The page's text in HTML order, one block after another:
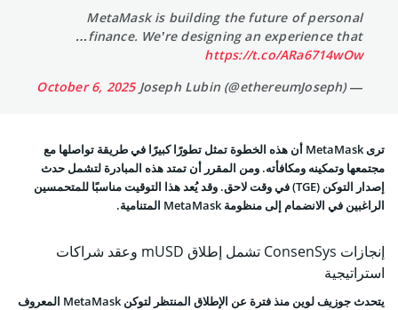
MetaMask is building the future of personal
finance. We’re designing an experience that…
https://t.co/ARa6714wOw
— Joseph Lubin (@ethereumJoseph)
October 6, 2025
ترى MetaMask أن هذه الخطوة تمثل تطورًا كبيرًا في طريقة تواصلها مع
مجتمعها وتمكينه ومكافأته. ومن المقرر أن تمتد هذه المبادرة لتشمل حدث
إصدار التوكن (TGE) في وقت لاحق. وقد يُعد هذا التوقيت مناسبًا للمتحمسين
الراغبين في الانضمام إلى منظومة MetaMask المتنامية.
إنجازات ConsenSys تشمل إطلاق mUSD وعقد شراكات
استراتيجية
يتحدث جوزيف لوين منذ فترة عن الإطلاق المنتظر لتوكن MetaMask المعروف